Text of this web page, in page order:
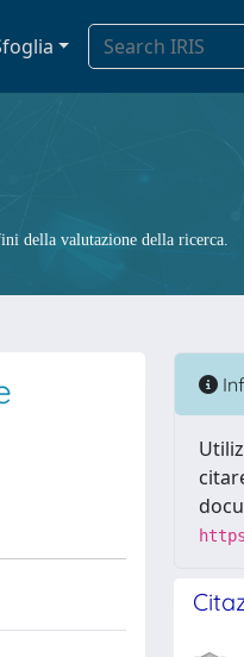
della valutazione della ricerca.